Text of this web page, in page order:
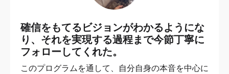
確信をもてるビジョンがわかるようにな
り、それを実現する過程まで今節丁寧に
フォローしてくれた。
このプログラムを通して、自分自身の本音を中心に